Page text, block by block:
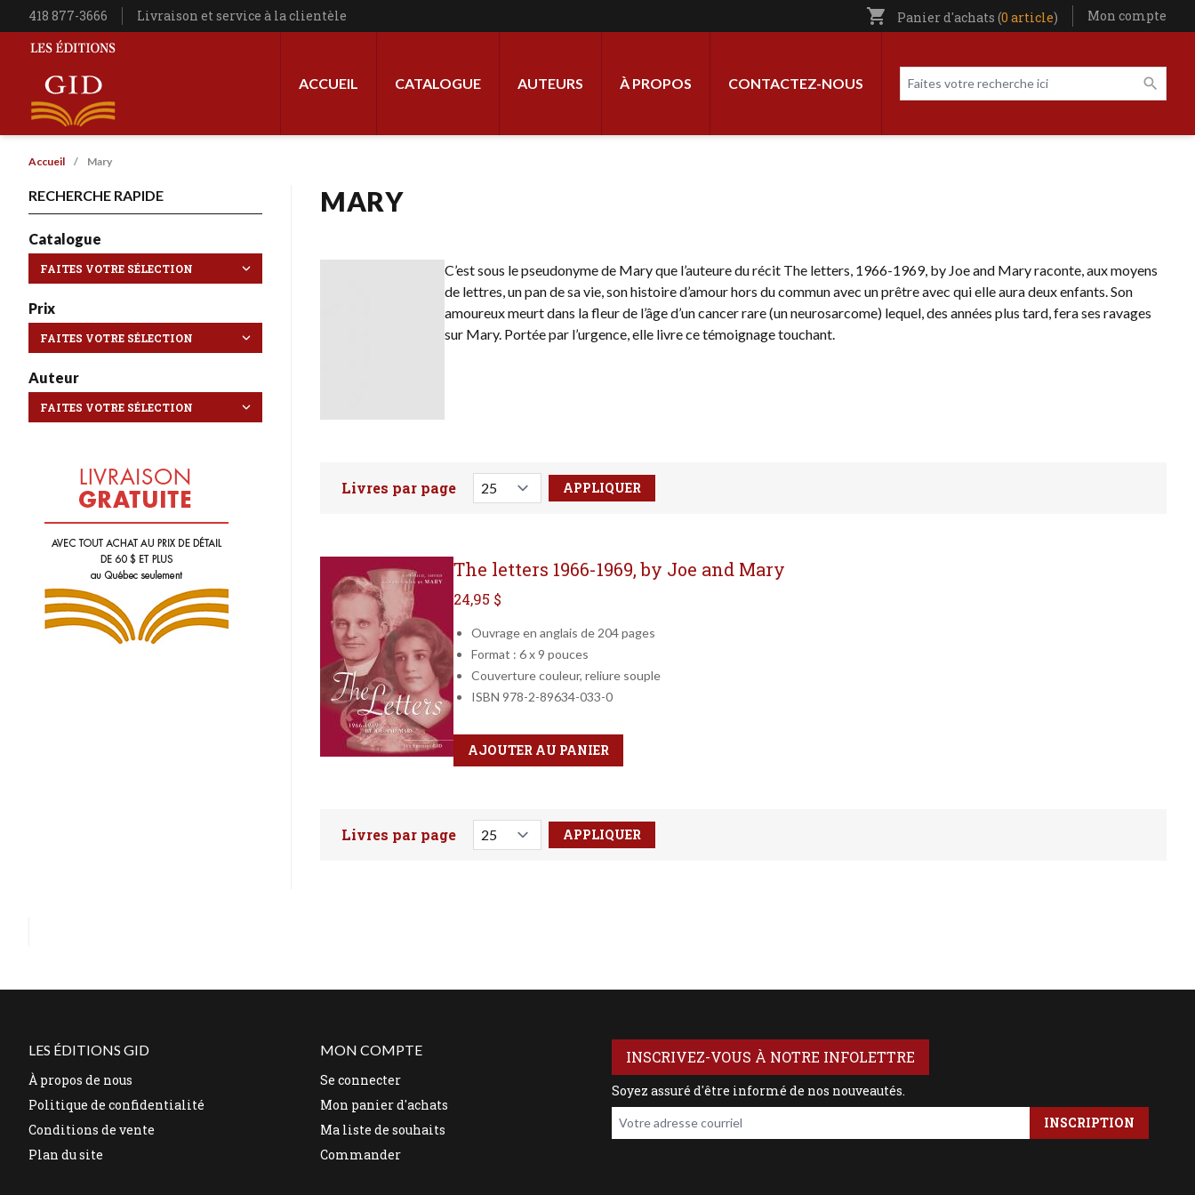
Aller au contenu principal
Téléphone
418 877-3666 Livraison et service à la clientèle shopping_cart Panier d'achats (0 article) Utilisateur entête
Mon compte
ACCUEIL CATALOGUE AUTEURS À PROPOS CONTACTEZ-NOUS Faites votre recherche ici
Livres par page
Fil d'Ariane
Accueil Mary
MARY
C’est sous le pseudonyme de Mary que l’auteure du récit The letters, 1966-1969, by Joe and Mary raconte, aux moyens
de lettres, un pan de sa vie, son histoire d’amour hors du commun avec un prêtre avec qui elle aura deux enfants. Son
amoureux meurt dans la fleur de l’âge d’un cancer rare (un neuro­sarcome) lequel, des années plus tard, fera ses ravages
sur Mary. Portée par l’urgence, elle livre ce témoignage touchant.
Faites votre recherche ici
Livres par page
The letters 1966-1969, by Joe and Mary
24,95 $
Ouvrage en anglais de 204 pages
Format : 6 x 9 pouces
Couverture couleur, reliure souple
ISBN 978-2-89634-033-0
Qté
Format
AJOUTER AU PANIER
Faites votre recherche ici
Livres par page
RECHERCHE RAPIDE
Catalogue
Prix
Auteur
LES ÉDITIONS GID
À propos de nous
Politique de confidentialité
Conditions de vente
Plan du site
MON COMPTE
Se connecter
Mon panier d'achats
Ma liste de souhaits
Commander
INSCRIVEZ-VOUS À NOTRE INFOLETTRE
Soyez assuré d'être informé de nos nouveautés.
Votre adresse courriel